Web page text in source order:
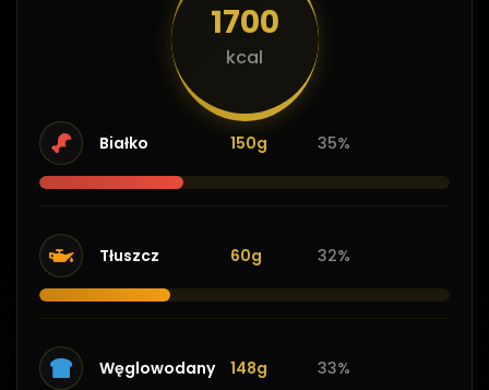
1700
kcal
Białko 150g 35%
Tłuszcz 60g 32%
Węglowodany 148g 33%